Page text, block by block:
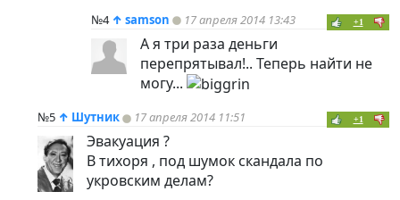
№4 ↑ samson 17 апреля 2014 13:43 +1
А я три раза деньги
перепрятывал!.. Теперь найти не
могу...
№5 ↑ Шутник 17 апреля 2014 11:51 +1
Эвакуация ?
В тихоря , под шумок скандала по
укровским делам?